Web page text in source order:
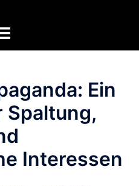
Ein
Spaltung,
Interessen